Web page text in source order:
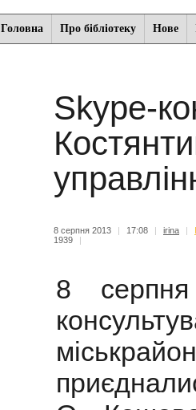
Головна Про бібліотеку Нове
Skype-
8 серпня 2013 | 17:08 | irina |
1939
|
8